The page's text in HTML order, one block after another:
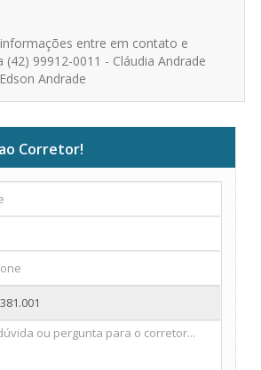
entre em contato e
(42) 99912-0011 - Cláudia Andrade
Andrade
Corretor!